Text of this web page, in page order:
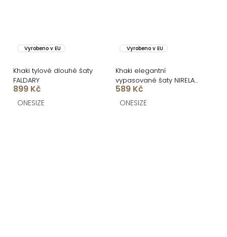
Vyrobeno v EU
Khaki tylové dlouhé šaty
FALDARY
899 Kč
ONESIZE
Vyrobeno v EU
Khaki elegantní
vypasované šaty NIRELA
s vázáním
589 Kč
ONESIZE